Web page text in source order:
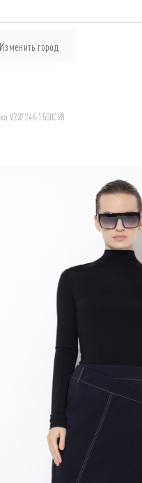
Изменить город
V237246-1500C98